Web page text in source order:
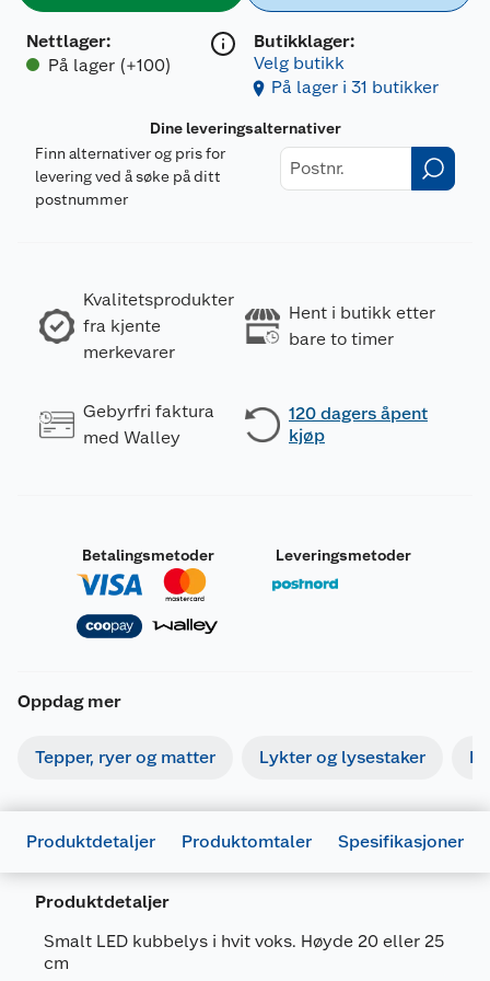
Nettlager:
På lager (+100)
Butikklager:
Velg butikk
På lager i 31 butikker
Dine leveringsalternativer
Finn alternativer og pris for
levering ved å søke på ditt
postnummer
Kvalitetsprodukter
fra kjente
merkevarer
Hent i butikk etter
bare to timer
Gebyrfri faktura
med Walley
120 dagers åpent
kjøp
Betalingsmetoder Leveringsmetoder
Oppdag mer
Tepper, ryer og matter Lykter og lysestaker
Produktdetaljer Produktomtaler Spesifikasjoner
Produktdetaljer
Smalt LED kubbelys i hvit voks. Høyde 20 eller 25
cmArtikkelnummer